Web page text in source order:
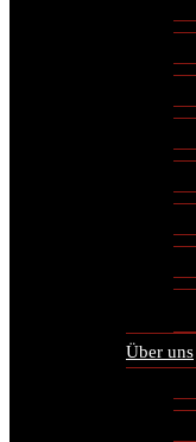
Über uns